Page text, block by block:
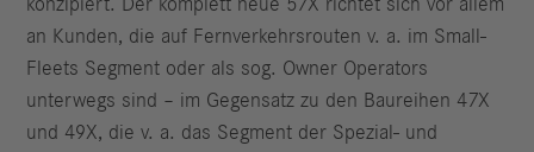
konzipiert. Der komplett neue 57X richtet sich vor allem
an Kunden, die auf Fernverkehrsrouten v. a. im Small-
Fleets Segment oder als sog. Owner Operators
unterwegs sind – im Gegensatz zu den Baureihen 47X
und 49X, die v. a. das Segment der Spezial- und